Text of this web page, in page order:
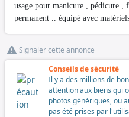
usage pour manicure , pédicure
permanent .. équipé avec
Signaler cette annonce
Conseils de sécurité
Il y a des millions de
attention aux biens qui
photos génériques, ou
pas été prises par